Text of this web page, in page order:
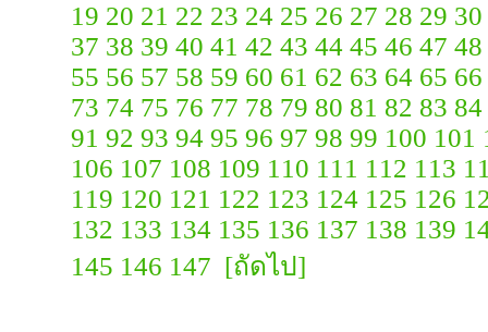
19 20 21 22 23 24 25 26 27 28 29 30
37 38 39 40 41 42 43 44 45 46 47 48
55 56 57 58 59 60 61 62 63 64 65 66
73 74 75 76 77 78 79 80 81 82 83 84
91 92 93 94 95 96 97 98 99 100 101
106 107 108 109 110 111 112 113
119 120 121 122 123 124 125 126
132 133 134 135 136 137 138 139
145 146 147 [ถัดไป]